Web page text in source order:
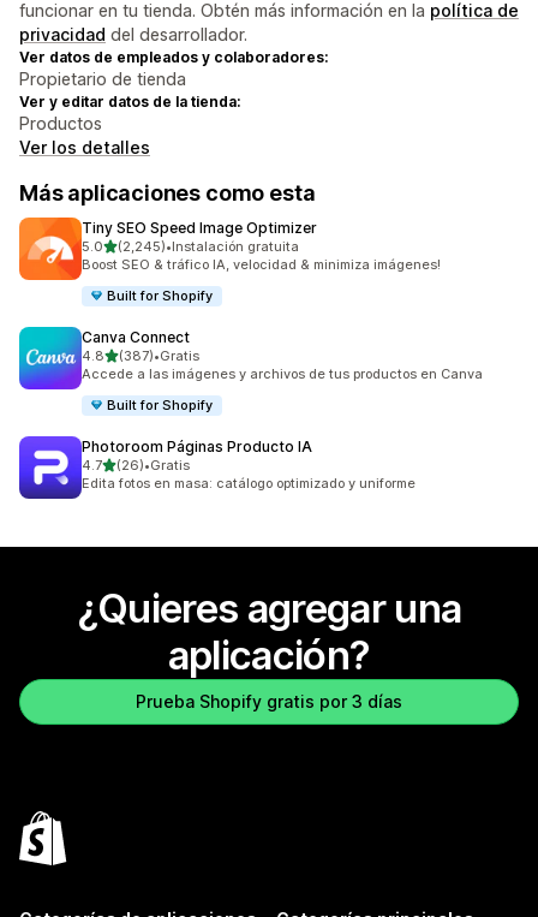
funcionar en tu tienda. Obtén más información en la política de
privacidad del desarrollador.
Ver datos de empleados y colaboradores:
Propietario de tienda
Ver y editar datos de la tienda:
Productos
Ver los detalles
Más aplicaciones como esta
Tiny SEO Speed Image Optimizer
5.0de 5 estrellas
(2,245)
2245 reseñas en total
•Instalación gratuita
Boost SEO & tráfico IA, velocidad & minimiza imágenes!
Built for Shopify
Canva Connect
4.8de 5 estrellas
(387)
387 reseñas en total
•Gratis
Accede a las imágenes y archivos de tus productos en Canva
Built for Shopify
Photoroom Páginas Producto IA
4.7de 5 estrellas
(26)
26 reseñas en total
•Gratis
Edita fotos en masa: catálogo optimizado y uniforme
¿Quieres agregar una
aplicación?
Prueba Shopify gratis por 3 días